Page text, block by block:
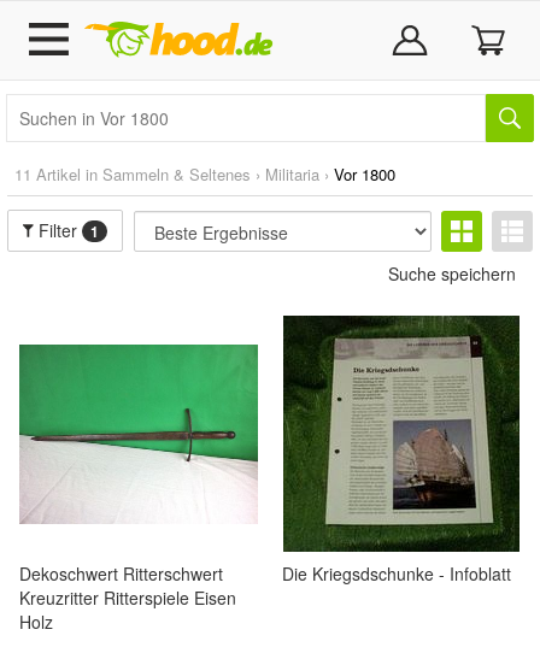
11 Artikel in Sammeln & Seltenes › Militaria › Vor 1800
Filter 1
Suche speichern
Dekoschwert Ritterschwert
Kreuzritter Ritterspiele Eisen
Holz
Die Kriegsdschunke - Infoblatt